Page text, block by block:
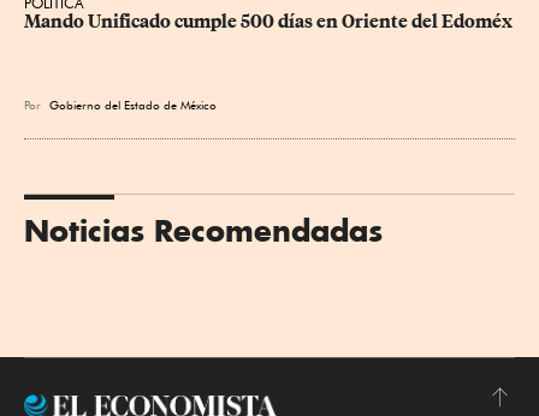
Mando Unificado cumple 500 días en Oriente del Edoméx
Por Gobierno del Estado de México
Noticias Recomendadas